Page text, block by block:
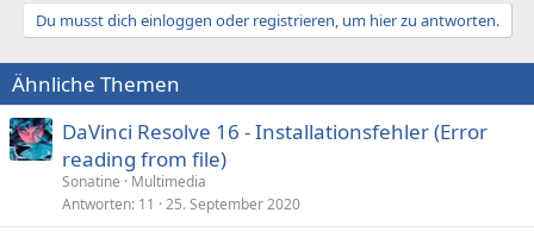
Du musst dich einloggen oder registrieren, um hier zu antworten.
Ähnliche Themen
DaVinci Resolve 16 - Installationsfehler (Error
reading from file)
Sonatine
Multimedia
Antworten 11 25. September 2020